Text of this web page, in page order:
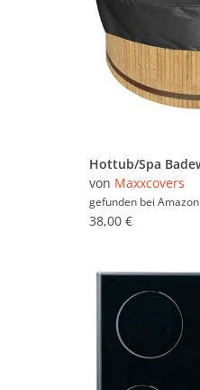
von Maxxcovers
gefunden bei Amazon
38,00 €